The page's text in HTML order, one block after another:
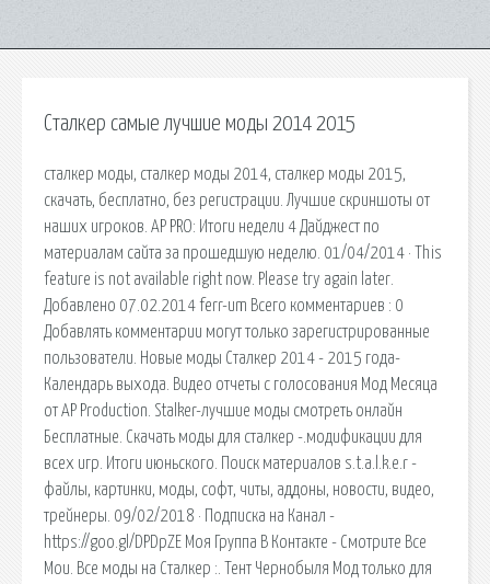
Сталкер самые лучшие моды 2014 2015
сталкер моды, сталкер моды 2014, сталкер моды 2015,
скачать, бесплатно, без регистрации. Лучшие скриншоты от
наших игроков. AP PRO: Итоги недели 4 Дайджест по
материалам сайта за прошедшую неделю. 01/04/2014 · This
feature is not available right now. Please try again later.
Добавлено 07.02.2014 ferr-um Всего комментариев : 0
Добавлять комментарии могут только зарегистрированные
пользователи. Новые моды Сталкер 2014 - 2015 года-
Календарь выхода. Видео отчеты с голосования Мод Месяца
от AP Production. Stalker-лучшие моды смотреть онлайн
Бесплатные. Скачать моды для сталкер -.модификации для
всех игр. Итоги июньского. Поиск материалов s.t.a.l.k.e.r -
файлы, картинки, моды, софт, читы, аддоны, новости, видео,
трейнеры. 09/02/2018 · Подписка на Канал -
https://goo.gl/DPDpZE Моя Группа В Контакте - Смотрите Все
Мои. Все моды на Сталкер :. Тент Чернобыля Мод только для